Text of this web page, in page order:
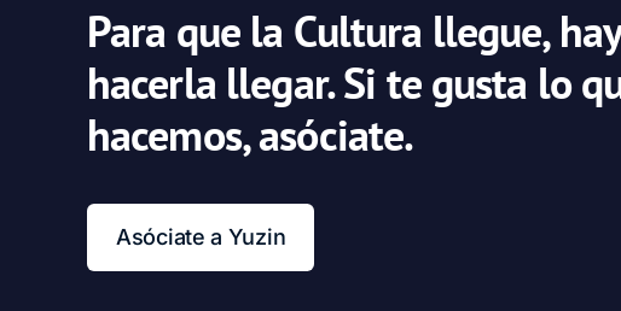
Para que la Cultura llegue,
hacerla llegar. Si te gusta lo
hacemos, asóciate.
Asóciate a Yuzin